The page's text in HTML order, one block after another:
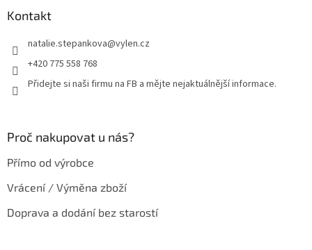
Kontakt
natalie.stepankova@vylen.cz
+420 775 558 768
Přidejte si naši firmu na FB a mějte nejaktuálnější informace.
Proč nakupovat u nás?
Přímo od výrobce
Vrácení / Výměna zboží
Doprava a dodání bez starostí